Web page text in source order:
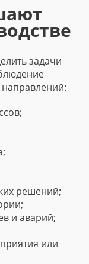
задачи
решений;
и аварий;
или